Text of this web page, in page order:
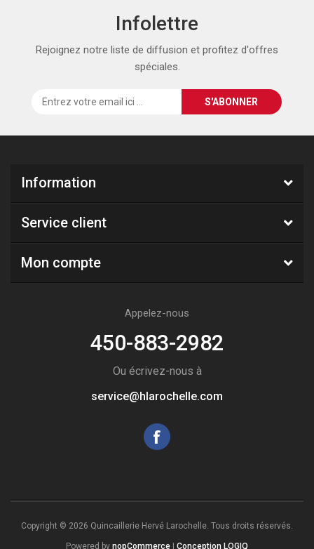
Infolettre
Rejoignez notre liste de diffusion et profitez d'offres
spéciales.
Information
Service client
Mon compte
Appelez-nous
450-883-2982
Ou écrivez-nous à
service@hlarochelle.com
Copyright © 2026 Quincaillerie Hervé Larochelle. Tous droits réservés.
Powered by nopCommerce Conception LOGIQ